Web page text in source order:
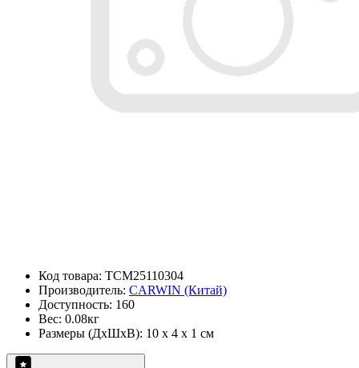
Код товара: TCM25110304
Производитель: CARWIN (Китай)
Доступность: 160
Вес: 0.08кг
Размеры (ДxШxВ): 10 x 4 x 1 см